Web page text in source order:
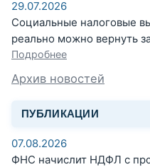
29.07.2026
Социальные налоговые
реально можно вернуть
Подробнее
Архив новостей
ПУБЛИКАЦИИ
07.08.2026
ФНС начислит НДФЛ с